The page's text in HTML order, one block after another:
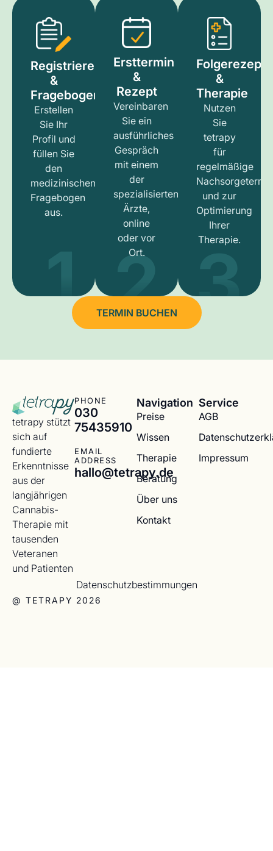
Registrieren
&
Fragebogen
Erstellen
Sie Ihr
Profil und
füllen Sie
den
medizinischen
Fragebogen
aus.
1
Ersttermin
&
Rezept
Vereinbaren
Sie ein
ausführliches
Gespräch
mit einem
der
spezialisierten
Ärzte,
online
oder vor
Ort.
2
Folgerezept
&
Therapie
Nutzen
Sie
tetrapy
für
regelmäßige
und zur
Optimierung
Ihrer
Therapie.
3
TERMIN BUCHEN
tetrapy stützt
sich auf
fundierte
Erkenntnisse
aus der
langjährigen
Cannabis-
Therapie mit
tausenden
Veteranen
und Patienten
PHONE
030
75435910
EMAIL
ADDRESS
hallo@tetrapy.de
Navigation
Preise
Wissen
Therapie
Beratung
Über uns
Kontakt
Service
AGB
Impressum
@ TETRAPY 2026
Datenschutzbestimmungen